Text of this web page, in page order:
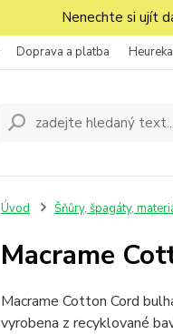
Nenechte si ujít
Doprava a platba
Úvod Šňůry, špagáty,
Macrame
Macrame Cotton Cord
vyrobena z recyklované